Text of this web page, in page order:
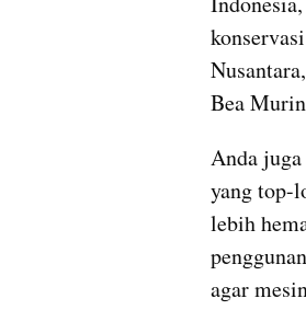
Bea
Anda
yang top-
lebih
agar